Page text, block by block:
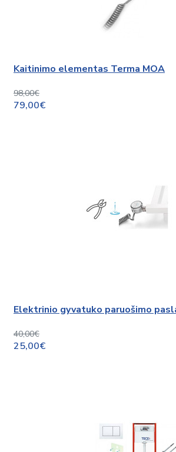
Kaitinimo elementas Terma MOA
98,00€
79,00€
Elektrinio gyvatuko paruošimo
40,00€
25,00€